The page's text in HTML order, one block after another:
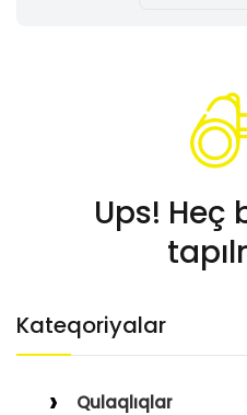
Kateqoriyalar
Qulaqlıqlar
Ups! Heç